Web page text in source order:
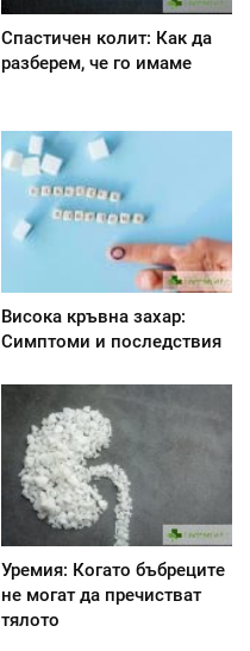
Спастичен колит: Как да
разберем, че го имаме
Висока кръвна захар:
Симптоми и последствия
Уремия: Когато бъбреците
не могат да пречистват
тялото